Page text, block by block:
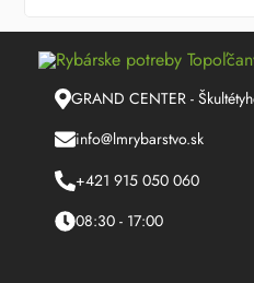
GRAND CENTER -
info@lmrybarstvo.sk
+421 915 050 060
08:30 - 17:00